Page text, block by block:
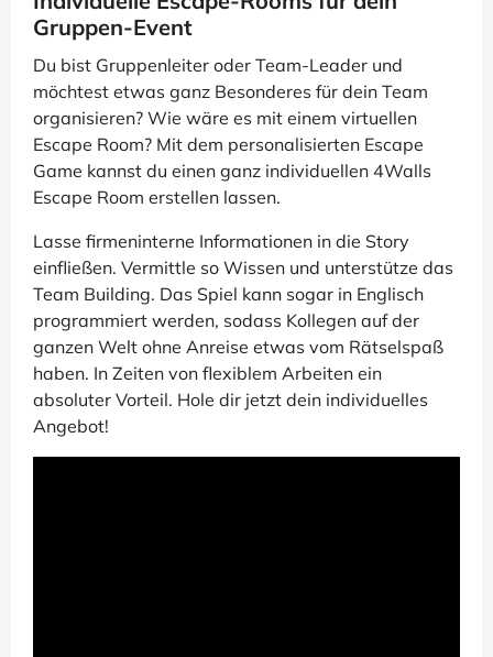
Gruppen-Event
Du bist Gruppenleiter oder Team-Leader und
möchtest etwas ganz Besonderes für dein Team
organisieren? Wie wäre es mit einem virtuellen
Escape Room? Mit dem personalisierten Escape
Game kannst du einen ganz individuellen 4Walls
Escape Room erstellen lassen.
Lasse firmeninterne Informationen in die Story
einfließen. Vermittle so Wissen und unterstütze das
Team Building. Das Spiel kann sogar in Englisch
programmiert werden, sodass Kollegen auf der
ganzen Welt ohne Anreise etwas vom Rätselspaß
haben. In Zeiten von flexiblem Arbeiten ein
absoluter Vorteil. Hole dir jetzt dein individuelles
Angebot!